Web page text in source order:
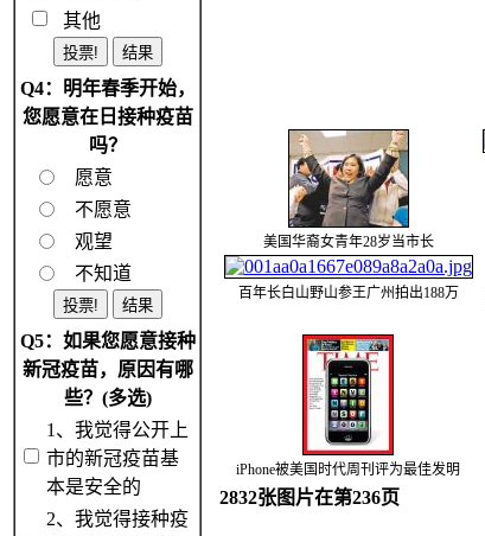
其他
Q4：明年春季开始，
您愿意在日接种疫苗
吗？
愿意
不愿意
观望
不知道
Q5：如果您愿意接种
新冠疫苗，原因有哪
些？(多选)
1、我觉得公开上
市的新冠疫苗基
本是安全的
2、我觉得接种疫
美国华裔女青年28岁当市长
百年长白山野山参王广州拍出188万
iPhone被美国时代周刊评为最佳发明
2832张图片在第236页